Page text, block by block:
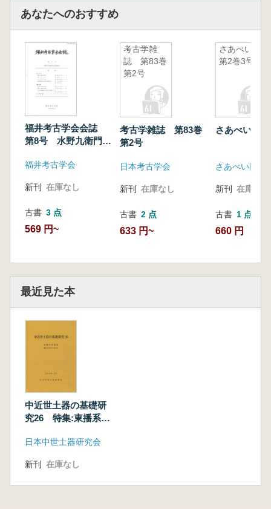
あなたへのおすすめ
福井考古学会会誌
第8号 水野九衛門先
福井考古学会
新刊 在庫なし
古書 3 点
569 円~
考古学雑
誌 第83巻
第2号
考古学雑誌 第83巻
第2号
日本考古学会
新刊 在庫なし
古書 2 点
633 円~
さあべい
第2巻3号
さあべい 第
さあべい同人
新刊 在庫なし
古書 1 点
660 円
最近見た本
中近世土器の基礎研
究26 特集:東播系須
ら考える
日本中世土器研究会
新刊 在庫なし